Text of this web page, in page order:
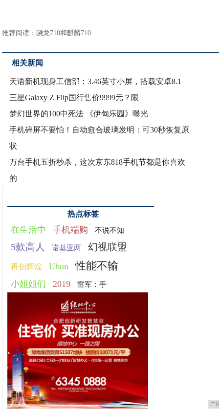
推荐阅读：骁龙710和麒麟710
相关新闻
天语新机现身工信部：3.46英寸小屏，搭载安卓8.1
三星Galaxy Z Flip国行售价9999元？限
梦幻世界的100中死法 《伊甸乐园》曝光
手机碎屏不要怕！自动愈合玻璃发明：可30秒恢复原
状
万台手机五折秒杀，这次京东818手机节都是你喜欢
的
热点标签
在生活中 手机端购 不说不知
5款高人 诺基亚两 幻视联盟
再创辉煌 Ubun 性能不输
小姐姐们 2019 雷军：手
广